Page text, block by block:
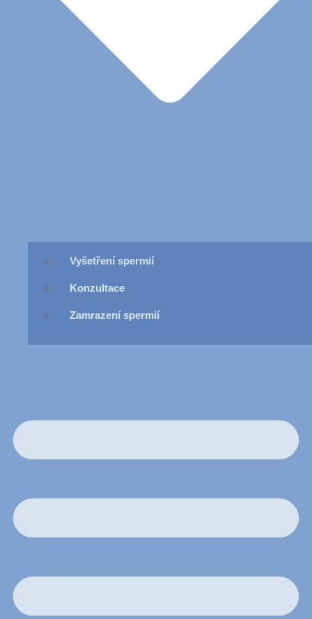
Vyšetření spermií
Konzultace
Zamrazení spermií